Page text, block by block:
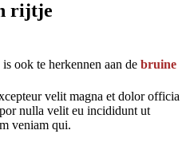
rijtje
ook te herkennen aan de bruine
velit magna et dolor officia
nulla velit eu incididunt ut
veniam qui.